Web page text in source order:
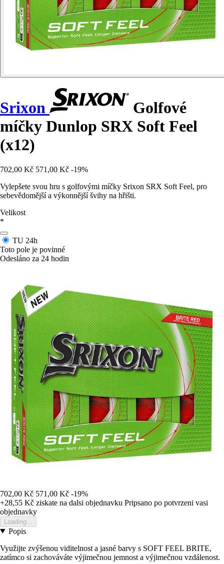
Srixon
Golfové
míčky Dunlop SRX Soft Feel
(x12)
702,00 Kč 571,00 Kč -19%
Vylepšete svou hru s golfovými míčky Srixon SRX Soft Feel, pro
sebevědomější a výkonnější švihy na hřišti.
Velikost
*
TU 24h
Toto pole je povinné
Odesláno za 24 hodin
702,00 Kč 571,00 Kč -19%
+28,55 Kč ziskate na dalsi objednavku Pripsano po potvrzeni vasi
objednavky
Loading...
Popis
Využijte zvýšenou viditelnost a jasné barvy s SOFT FEEL BRITE,
zatímco si zachováváte výjimečnou jemnost a výjimečnou vzdálenost.